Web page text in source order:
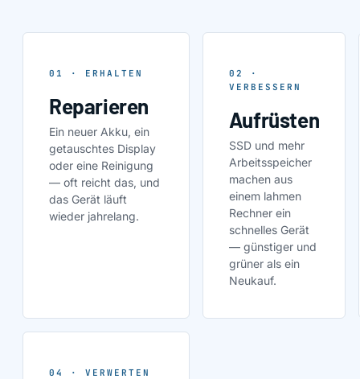
01 · ERHALTEN
Reparieren
Ein neuer Akku, ein
getauschtes Display
oder eine Reinigung
— oft reicht das, und
das Gerät läuft
wieder jahrelang.
02 ·
VERBESSERN
Aufrüsten
SSD und mehr
Arbeitsspeicher
machen aus
einem lahmen
Rechner ein
schnelles Gerät
— günstiger und
grüner als ein
Neukauf.
04 · VERWERTEN